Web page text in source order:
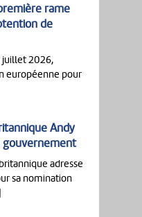
rame
de
juillet 2026,
européenne pour
Andy
gouvernement
adresse
sa nomination